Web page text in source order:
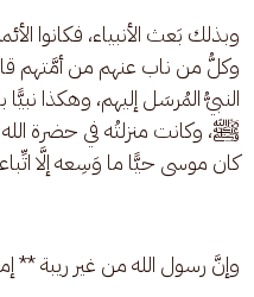
وبذلك بَعث الأنبياء، فكانوا
وكلُّ من ناب عنهم من أمَّتهم قام
النبيُّ المُرسَل إليهم، وهكذا
ﷺ، وكانت منزلتُه في حضرة الله
كان موسى حيًّا ما وَسِعه إلَّا
وإنَّ رسول الله من غير ريبة **